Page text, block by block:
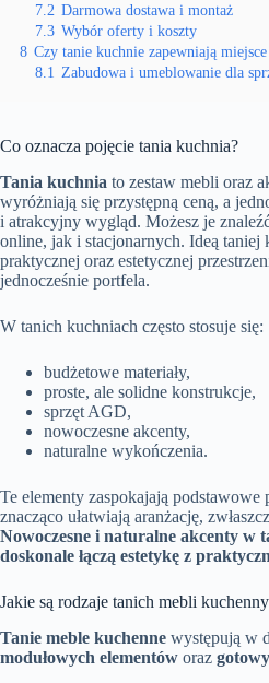
7.2 Darmowa dostawa i montaż
7.3 Wybór oferty i koszty
8 Czy tanie kuchnie zapewniają
8.1 Zabudowa i umeblowanie dla
Co oznacza pojęcie tania kuchnia?
Tania kuchnia to zestaw mebli oraz
wyróżniają się przystępną ceną, a
i atrakcyjny wygląd. Możesz je
online, jak i stacjonarnych. Ideą taniej
praktycznej oraz estetycznej
jednocześnie portfela.
W tanich kuchniach często stosuje się:
budżetowe materiały,
proste, ale solidne konstrukcje,
sprzęt AGD,
nowoczesne akcenty,
naturalne wykończenia.
Te elementy zaspokajają
znacząco ułatwiają aranżację,
Nowoczesne i naturalne akcenty w
doskonale łączą estetykę z
Jakie są rodzaje tanich mebli
Tanie meble kuchenne występują w
modułowych elementów oraz